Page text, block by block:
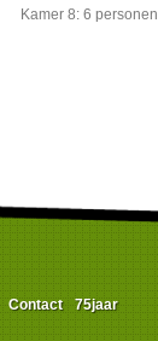
Kamer 8: 6 personen
Contact 75jaar